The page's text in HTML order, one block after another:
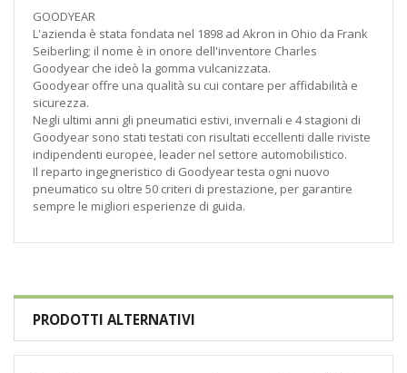
GOODYEAR
L'azienda è stata fondata nel 1898 ad Akron in Ohio da Frank
Seiberling; il nome è in onore dell'inventore Charles
Goodyear che ideò la gomma vulcanizzata.
Goodyear offre una qualità su cui contare per affidabilità e
sicurezza.
Negli ultimi anni gli pneumatici estivi, invernali e 4 stagioni di
Goodyear sono stati testati con risultati eccellenti dalle riviste
indipendenti europee, leader nel settore automobilistico.
Il reparto ingegneristico di Goodyear testa ogni nuovo
pneumatico su oltre 50 criteri di prestazione, per garantire
sempre le migliori esperienze di guida.
PRODOTTI ALTERNATIVI